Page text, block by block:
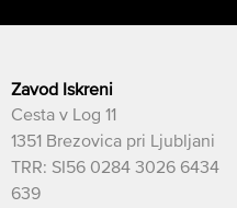
Zavod Iskreni
Cesta v Log 11
1351 Brezovica pri Ljubljani
TRR: SI56 0284 3026 6434
639